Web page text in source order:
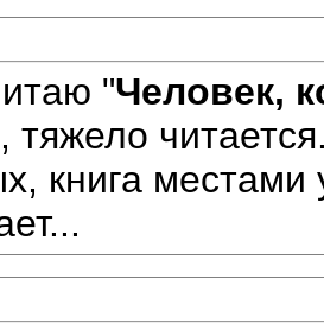
"Человек,
тяжело
книга местами